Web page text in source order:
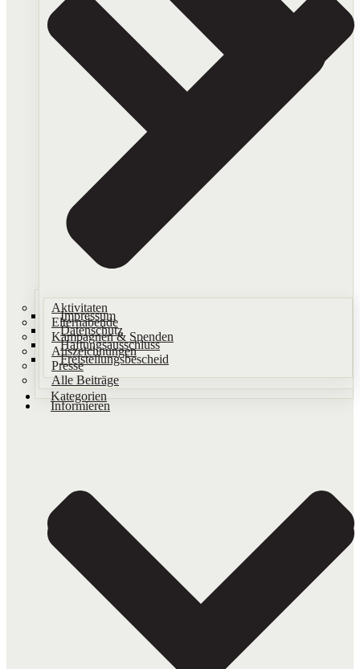
Aktivitaten
Elternabende
Kampagnen & Spenden
Auszeichnungen
Presse
Alle Beiträge
Informieren
Impressum
Datenschutz
Haftungsausschluss
Freistellungsbescheid
Kategorien